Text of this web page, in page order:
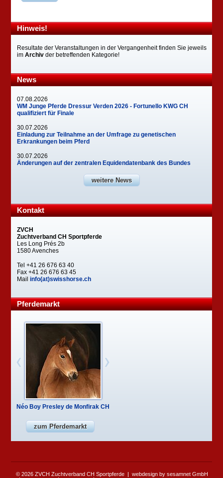
Hinweis!
Resultate der Veranstaltungen in der Vergangenheit finden Sie jeweils
imArchiv der betreffenden Kategorie!
News
07.08.2026
WM Junge Pferde Dressur Verden 2026 - Fortunello KWG CH
qualifiziert für Finale
30.07.2026
Einladung zur Teilnahme an der Umfrage zu genetischen
Erkrankungen beim Pferd
30.07.2026
Änderungen auf der zentralen Equidendatenbank des Bundes
weitere News
Kontakt
ZVCH
Zuchtverband CH Sportpferde
Les Long Prés 2b
1580 Avenches
Tel +41 26 676 63 40
Fax +41 26 676 63 45
Mailinfo(at)swisshorse.ch
Pferdemarkt
Néo Boy Presley de Monfirak CH
zum Pferdemarkt
© 2026 ZVCH Zuchtverband CH Sportpferde
webdesign by sesamnet GmbH